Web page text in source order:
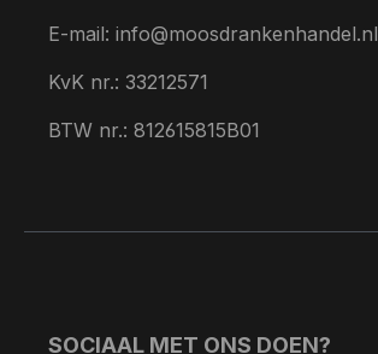
E-mail: info@moosdrankenhandel.nl
KvK nr.: 33212571
BTW nr.: 812615815B01
SOCIAAL MET ONS DOEN?